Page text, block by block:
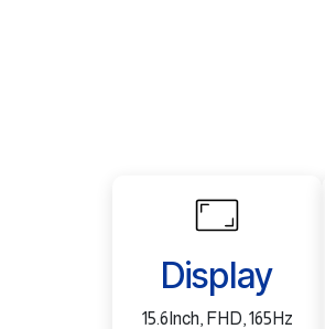
Display
15.6Inch, FHD, 165Hz